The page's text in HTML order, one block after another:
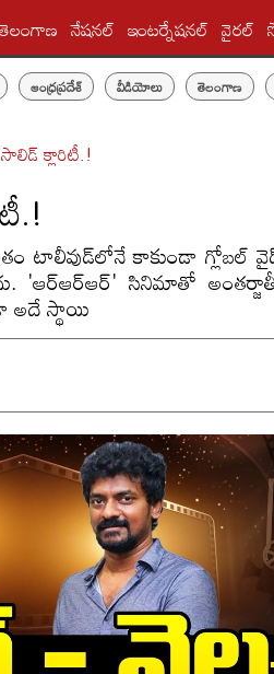
తెలంగాణ నేషనల్ ఇంటర్నేషనల్ వైరల్
ఆంధ్రప్రదేశ్ వీడియోలు తెలంగాణ
క్లారిటీ.!
టాలీవుడ్‌లోనే కాకుండా గ్లోబల్
'ఆర్ఆర్ఆర్' సినిమాతో
అదే స్థాయి